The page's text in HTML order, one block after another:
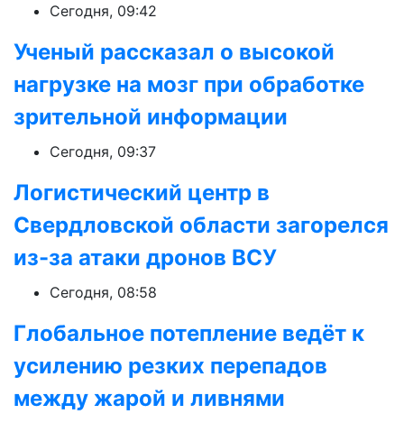
Сегодня, 09:42
Ученый рассказал о высокой
нагрузке на мозг при обработке
зрительной информации
Сегодня, 09:37
Логистический центр в
Свердловской области загорелся
из-за атаки дронов ВСУ
Сегодня, 08:58
Глобальное потепление ведёт к
усилению резких перепадов
между жарой и ливнями